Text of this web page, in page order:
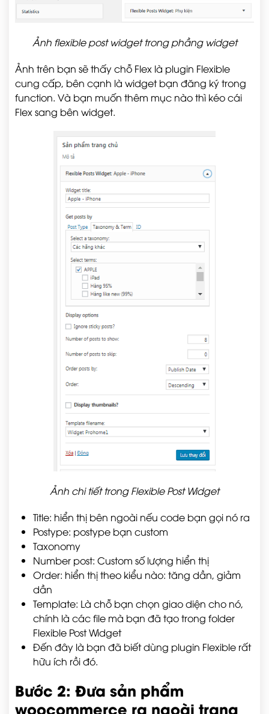
Ảnh flexible post widget trong phầng widget
Ảnh trên bạn sẽ thấy chỗ Flex là plugin Flexible
cung cấp, bên cạnh là widget bạn đăng ký trong
function. Và bạn muốn thêm mục nào thì kéo cái
Flex sang bên widget.
Ảnh chi tiết trong Flexible Post Widget
Title: hiển thị bên ngoài nếu code bạn gọi nó ra
Postype: postype bạn custom
Taxonomy
Number post: Custom số lượng hiển thị
Order: hiển thị theo kiểu nào: tăng dần, giảm
dần
Template: Là chỗ bạn chọn giao diện cho nó,
chính là các file mà bạn đã tạo trong folder
Flexible Post Widget
Đến đây là bạn đã biết dùng plugin Flexible rất
hữu ích rồi đó.
Bước 2: Đưa sản phẩm
woocommerce ra ngoài trang